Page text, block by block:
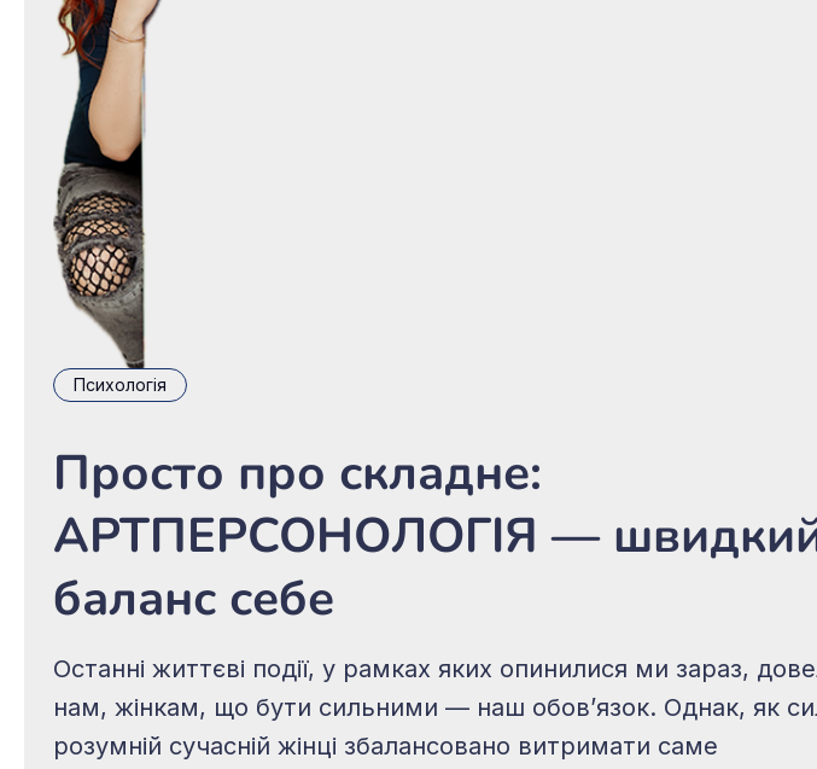
Психологія
Просто про складне:
АРТПЕРСОНОЛОГІЯ —
баланс себе
Останні життєві події, у рамках яких опинилися ми зараз,
нам, жінкам, що бути сильними — наш обовʼязок. Однак, як
розумній сучасній жінці збалансовано витримати саме